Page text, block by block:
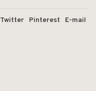
Twitter Pinterest E-mail